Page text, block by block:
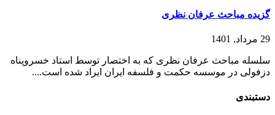
گزیده مباحث عرفان نظری
29 مرداد, 1401
سلسله مباحث عرفان نظری که به اختصار توسط استاد خسروپناه
دزفولی در موسسه حکمت و فلسفه ایران ایراد شده است....
دستبندی